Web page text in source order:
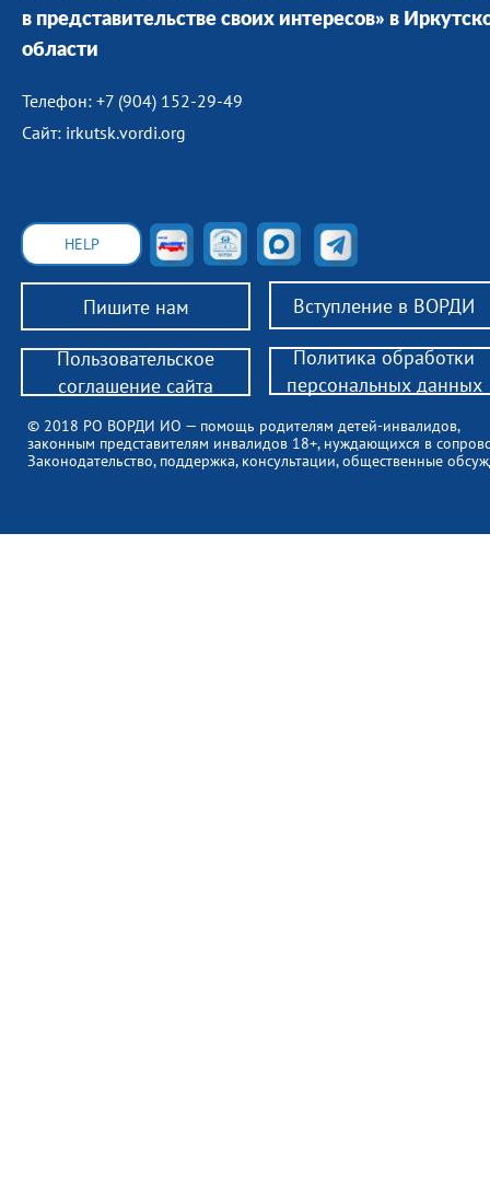
в представительстве своих интересов» в
области
Телефон: +7 (904) 152-29-49
Сайт: irkutsk.vordi.org
Пишите нам Вступление в ВОРДИ
© 2018 РО ВОРДИ ИО — помощь родителям детей-инвалидов,
законным представителям инвалидов 18+, нуждающихся в
Законодательство, поддержка, консультации, общественные
HELP
Пользовательское
соглашение сайта
Политика обработки
персональных данных